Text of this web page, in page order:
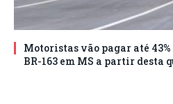
Motoristas vão pagar até
BR-163 em MS a partir desta